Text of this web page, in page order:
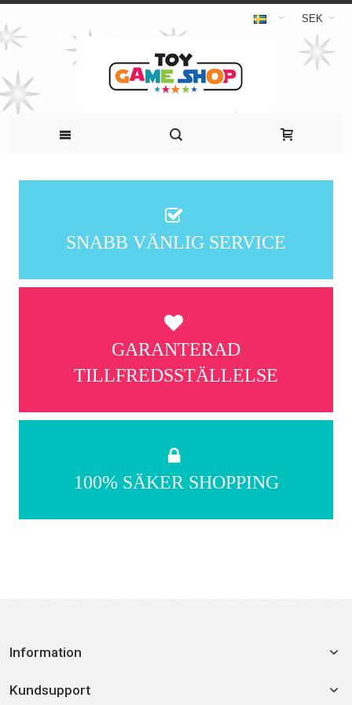
SEK
SNABB VÄNLIG SERVICE
GARANTERAD
TILLFREDSSTÄLLELSE
100% SÄKER SHOPPING
Information
Kundsupport